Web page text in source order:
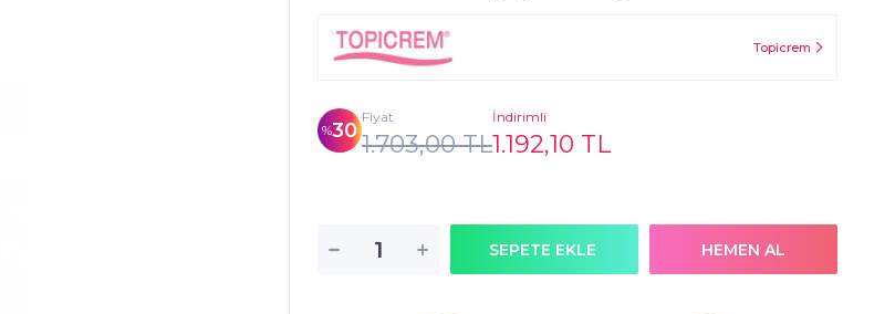
Topicrem
30
Fiyat
1.703,00 TL
İndirimli
1.192,10 TL